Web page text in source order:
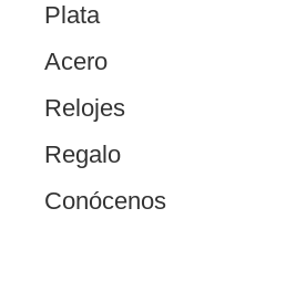
Plata
Acero
Relojes
Regalo
Conócenos